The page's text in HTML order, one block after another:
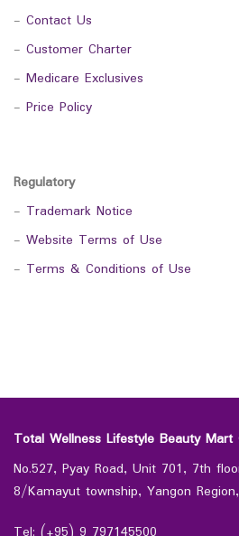
- Contact Us
- Customer Charter
- Medicare Exclusives
- Price Policy
Regulatory
- Trademark Notice
- Website Terms of Use
- Terms & Conditions of Use
Total Wellness Lifestyle Beauty Mart
No.527, Pyay Road, Unit 701, 7th
8/Kamayut township, Yangon